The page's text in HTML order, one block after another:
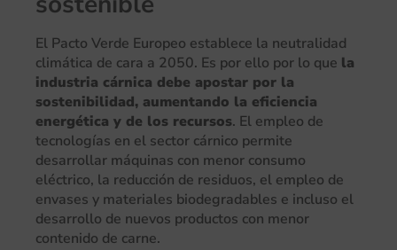
El Pacto Verde Europeo establece la neutralidad
climática de cara a 2050. Es por ello por lo que la
industria cárnica debe apostar por la
sostenibilidad, aumentando la eficiencia
energética y de los recursos. El empleo de
tecnologías en el sector cárnico permite
desarrollar máquinas con menor consumo
eléctrico, la reducción de residuos, el empleo de
envases y materiales biodegradables e incluso el
desarrollo de nuevos productos con menor
contenido de carne.